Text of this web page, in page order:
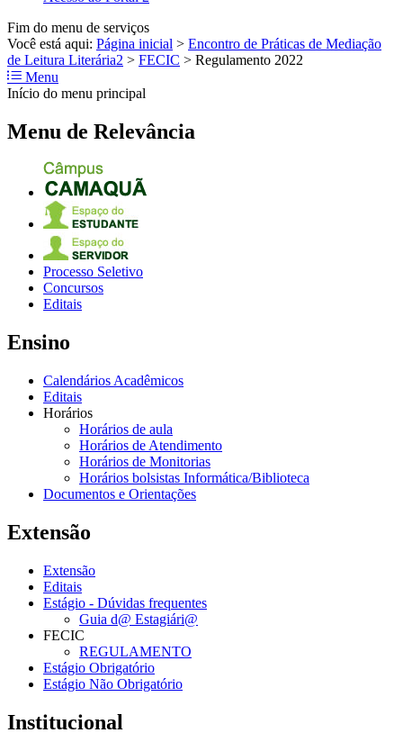
Fim do menu de serviços
Você está aqui: Página inicial > Encontro de Práticas de Mediação
de Leitura Literária2 > FECIC > Regulamento 2022
Menu
Início do menu principal
Menu de Relevância
Processo Seletivo
Concursos
Editais
Ensino
Calendários Acadêmicos
Editais
Horários
Horários de aula
Horários de Atendimento
Horários de Monitorias
Horários bolsistas Informática/Biblioteca
Documentos e Orientações
Extensão
Extensão
Editais
Estágio - Dúvidas frequentes
Guia d@ Estagiári@
FECIC
REGULAMENTO
Estágio Obrigatório
Estágio Não Obrigatório
Institucional